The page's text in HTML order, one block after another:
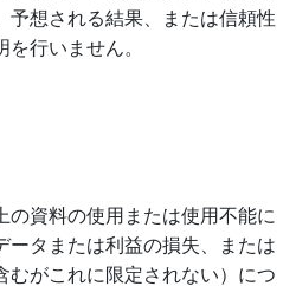
予想される結果、または信頼性
行いません。
の資料の使用または使用不能に
ータまたは利益の損失、または
むがこれに限定されない）につ